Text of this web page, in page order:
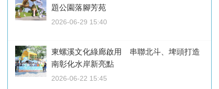
題公園落腳芳苑
2026-06-29 15:40
東螺溪文化綠廊啟用 串聯北斗、埤頭打造
南彰化水岸新亮點
2026-06-22 15:45